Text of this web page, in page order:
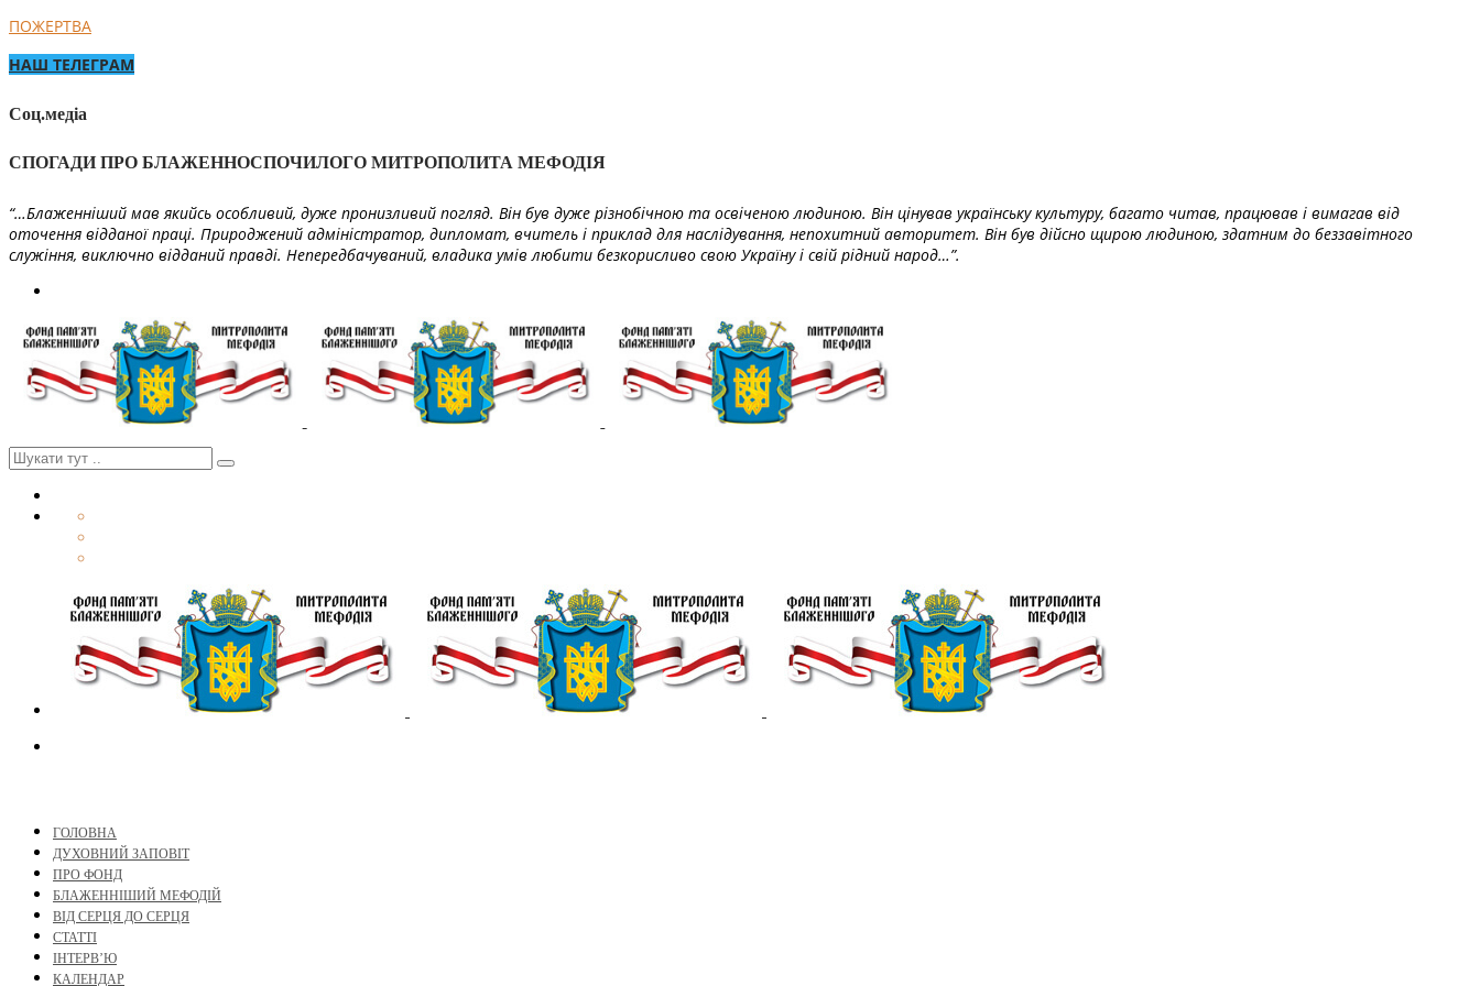
ПОЖЕРТВА
НАШ ТЕЛЕГРАМ
Соц.медіа
СПОГАДИ ПРО БЛАЖЕННОСПОЧИЛОГО МИТРОПОЛИТА МЕФОДІЯ
“…Блаженніший мав якийсь особливий, дуже пронизливий погляд. Він був дуже різнобічною та освіченою людиною. Він цінував українську культуру, багато читав, працював і вимагав від
оточення відданої праці. Природжений адміністратор, дипломат, вчитель і приклад для наслідування, непохитний авторитет. Він був дійсно щирою людиною, здатним до беззавітного
служіння, виключно відданий правді. Непередбачуваний, владика умів любити безкорисливо свою Україну і свій рідний народ…”.
ГОЛОВНА
ДУХОВНИЙ ЗАПОВІТ
ПРО ФОНД
БЛАЖЕННІШИЙ МЕФОДІЙ
ВІД СЕРЦЯ ДО СЕРЦЯ
СТАТТІ
ІНТЕРВ’Ю
КАЛЕНДАР